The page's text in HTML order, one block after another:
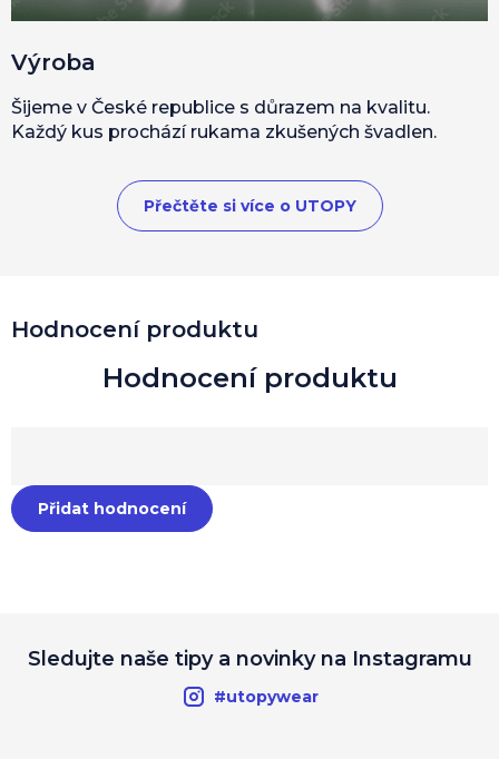
Hodnocení produktu
Přidat hodnocení
Výroba
Šijeme v České republice s důrazem na kvalitu.
Každý kus prochází rukama zkušených švadlen.
Přečtěte si více o UTOPY
Sledujte naše tipy a novinky na Instagramu
#utopywear